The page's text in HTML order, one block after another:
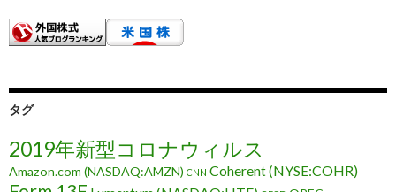
タグ
2019年新型コロナウィルス
Amazon.com (NASDAQ:AMZN) CNN Coherent (NYSE:COHR)